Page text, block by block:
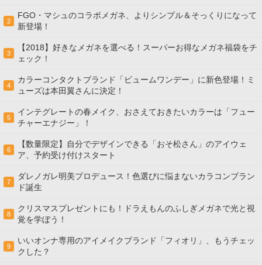
2
FGO・マシュのコラボメガネ、よりシンプル＆そっくりになって
新登場！
3
【2018】好きなメガネを選べる！スーパーお得なメガネ福袋をチ
ェック！
4
カラーコンタクトブランド「ビュームワンデー」に新色登場！ミ
ューズは本田翼さんに決定！
5
インテグレートの春メイク、おさえておきたいカラーは「フュー
チャーエナジー」！
6
【数量限定】自分でデザインできる「おそ松さん」のアイウェ
ア、予約受け付けスタート
7
ダレノガレ明美プロデュース！色選びに悩まないカラコンブラン
ド誕生
8
クリスマスプレゼントにも！ドラえもんのふしぎメガネで光と視
覚を学ぼう！
9
いいオンナ専用のアイメイクブランド「フィオリ」、もうチェッ
クした？